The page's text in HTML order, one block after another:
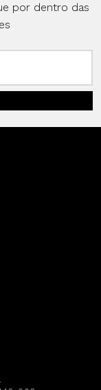
por dentro das